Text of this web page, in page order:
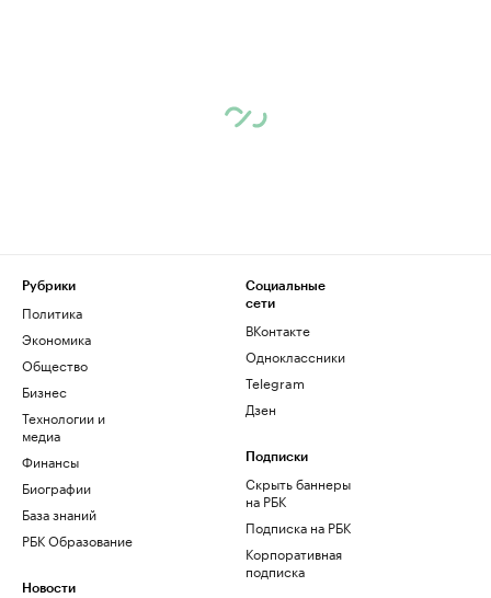
Рубрики
Политика
Экономика
Общество
Бизнес
Технологии и
медиа
Финансы
Биографии
База знаний
РБК Образование
Новости
Социальные
сети
ВКонтакте
Одноклассники
Telegram
Дзен
Подписки
Скрыть баннеры
на РБК
Подписка на РБК
Корпоративная
подписка